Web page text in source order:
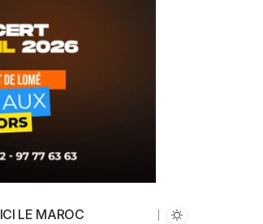
ICI LE MAROC